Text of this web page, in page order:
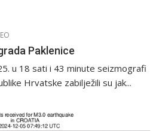
Paklenice
u 18 sati i 43 minute seizmografi
Hrvatske zabilježili su jak...